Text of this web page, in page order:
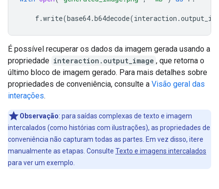
f.write(base64.b64decode(interaction .
É possível recuperar os dados da imagem gerada usando a
propriedade interaction.output_image , que retorna o
último bloco de imagem gerado. Para mais detalhes sobre
propriedades de conveniência, consulte a Visão geral das
interações.
Observação: para saídas complexas de texto e imagem
intercalados (como histórias com ilustrações), as propriedades de
conveniência não capturam todas as partes. Em vez disso, itere
manualmente as etapas. Consulte Texto e imagens intercalados
para ver um exemplo.